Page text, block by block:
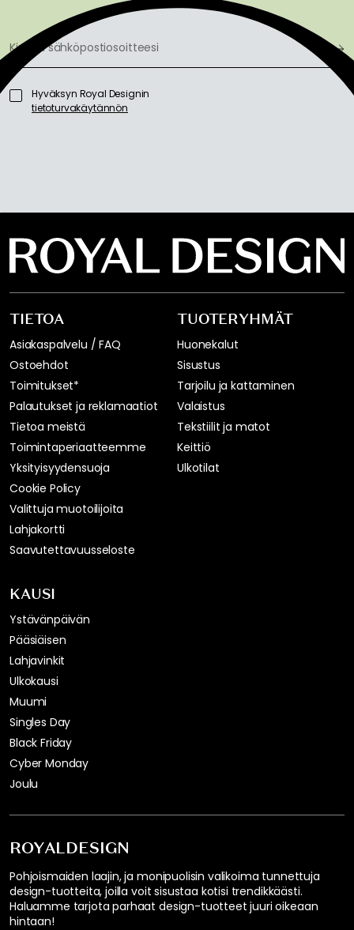
Hyväksyn Royal Designin
tietoturvakäytännön
ROYALDESIGN
Pohjoismaiden laajin, ja monipuolisin valikoima tunnettuja
design-tuotteita, joilla voit sisustaa kotisi trendikkäästi.
Haluamme tarjota parhaat design-tuotteet juuri oikeaan
hintaan!
TIETOA
Asiakaspalvelu / FAQ
Ostoehdot
Toimitukset*
Palautukset ja reklamaatiot
Tietoa meistä
Toimintaperiaatteemme
Yksityisyydensuoja
Cookie Policy
Valittuja muotoilijoita
Lahjakortti
Saavutettavuusseloste
TUOTERYHMÄT
Huonekalut
Sisustus
Tarjoilu ja kattaminen
Valaistus
Tekstiilit ja matot
Keittiö
Ulkotilat
KAUSI
Ystävänpäivän
Pääsiäisen
Lahjavinkit
Ulkokausi
Muumi
Singles Day
Black Friday
Cyber Monday
Joulu